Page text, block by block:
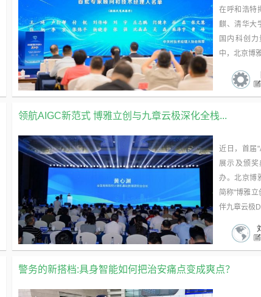
在呼和浩特
麒、清华大
国内科创
中，北京博
领航AIGC新范式 博雅立创与九章云极深化全栈...
近日，首届
展示及颁
办。北京博
简称"博雅立
伴九章云极
警务的新搭档:具身智能如何把治安痛点变成爽点？